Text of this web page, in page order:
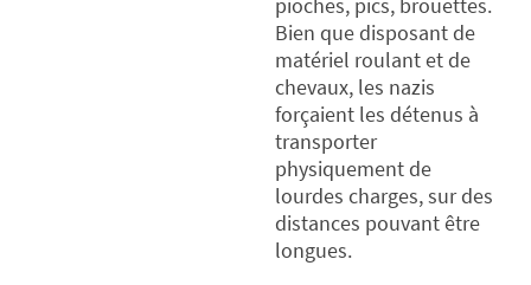
Bien que disposant de
matériel roulant et de
chevaux, les nazis
forçaient les détenus à
transporter
physiquement de
lourdes charges, sur des
distances pouvant être
longues.